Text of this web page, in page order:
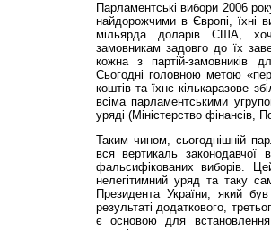
Парламентські вибори 2006
найдорожчими в Європі, їхні
мільярда доларів США,
замовникам задовго до їх
кожна з партій-замовників
Сьогодні головною метою
коштів та їхнє кількаразове
всіма парламентськими
уряді (Міністерство фінансів,
Таким чином, сьогоднішній
вся вертикаль законодавчої
фальсифікованих виборів.
нелегітимний уряд та таку
Президента України, який
результаті додаткового,
є основою для встановлення